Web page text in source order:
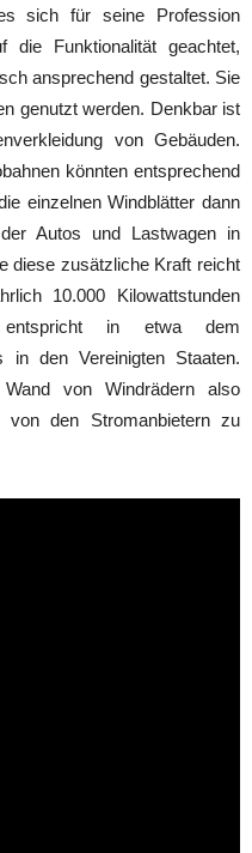
sich für seine Profession
Funktionalität geachtet,
ansprechend gestaltet. Sie
genutzt werden. Denkbar ist
von Gebäuden.
könnten entsprechend
einzelnen Windblätter dann
Autos und Lastwagen in
diese zusätzliche Kraft reicht
10.000 Kilowattstunden
in etwa dem
in den Vereinigten Staaten.
von Windrädern also
von den Stromanbietern zu